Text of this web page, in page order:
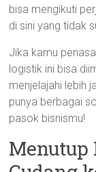
bisa mengikuti
di sini yang tidak
Jika kamu
logistik ini bisa
menjelajahi lebih
punya berbagai
pasok bisnismu!
Menutup